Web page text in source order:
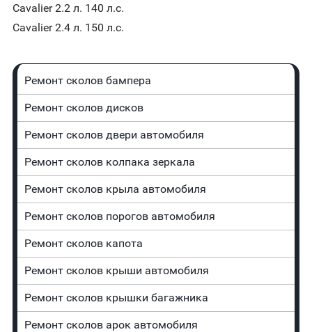
Cavalier 2.2 л. 140 л.с.
Cavalier 2.4 л. 150 л.с.
Ремонт сколов бампера
Ремонт сколов дисков
Ремонт сколов двери автомобиля
Ремонт сколов колпака зеркала
Ремонт сколов крыла автомобиля
Ремонт сколов порогов автомобиля
Ремонт сколов капота
Ремонт сколов крыши автомобиля
Ремонт сколов крышки багажника
Ремонт сколов арок автомобиля